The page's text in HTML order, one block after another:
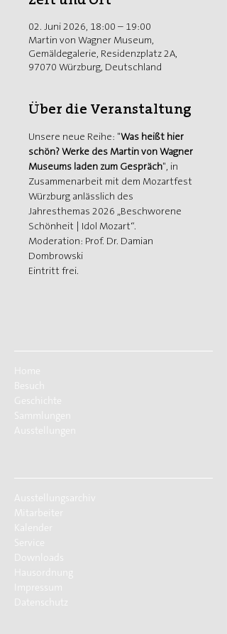
02. Juni 2026, 18:00 – 19:00
Martin von Wagner Museum,
Gemäldegalerie, Residenzplatz 2A,
97070 Würzburg, Deutschland
Über die Veranstaltung
Unsere neue Reihe: "Was heißt hier
schön? Werke des Martin von Wagner
Museums laden zum Gespräch", in
Zusammenarbeit mit dem Mozartfest
Würzburg anlässlich des
Jahresthemas 2026 „Beschworene
Schönheit | Idol Mozart“.
Moderation: Prof. Dr. Damian
Dombrowski
Eintritt frei.
Home
Besuch
Geschichte
Sammlungen
Ausstellungen
Ausstellungsarchiv
Mitarbeiter
Kalender
Service
Downloads
Hausordnung
Impressum
Datenschutz